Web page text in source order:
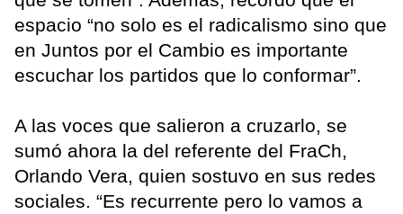
espacio “no solo es el radicalismo sino que
en Juntos por el Cambio es importante
escuchar los partidos que lo conformar”.
A las voces que salieron a cruzarlo, se
sumó ahora la del referente del FraCh,
Orlando Vera, quien sostuvo en sus redes
sociales. “Es recurrente pero lo vamos a